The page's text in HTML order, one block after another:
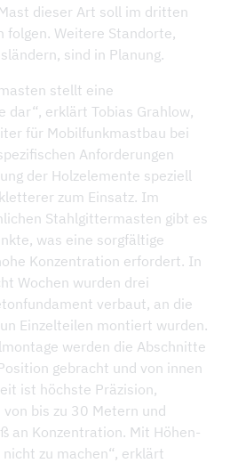
dieser Art soll im dritten
folgen. Weitere Standorte,
sind in Planung.
stellt eine
dar“, erklärt Tobias Grahlow,
für Mobilfunkmastbau bei
Anforderungen
der Holzelemente speziell
zum Einsatz. Im
Stahlgittermasten gibt es
was eine sorgfältige
Konzentration erfordert. In
Wochen wurden drei
verbaut, an die
Einzelteilen montiert wurden.
werden die Abschnitte
gebracht und von innen
ist höchste Präzision,
bis zu 30 Metern und
an Konzentration. Mit Höhen-
zu machen“, erklärt